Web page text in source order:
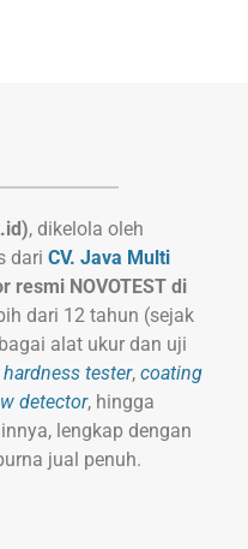
, dikelola oleh
dari CV. Java Multi
resmi NOVOTEST di
dari 12 tahun (sejak
alat ukur dan uji
hardness tester, coating
detector, hingga
lengkap dengan
jual penuh.